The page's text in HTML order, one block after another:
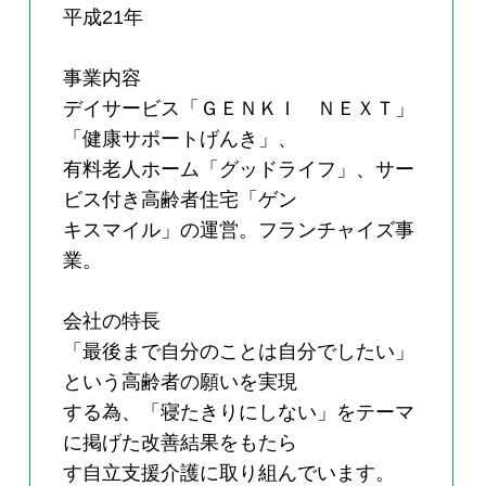
平成21年
事業内容
デイサービス「ＧＥＮＫＩ ＮＥＸＴ」
「健康サポートげんき」、
有料老人ホーム「グッドライフ」、サー
ビス付き高齢者住宅「ゲン
キスマイル」の運営。フランチャイズ事
業。
会社の特長
「最後まで自分のことは自分でしたい」
という高齢者の願いを実現
する為、「寝たきりにしない」をテーマ
に掲げた改善結果をもたら
す自立支援介護に取り組んでいます。